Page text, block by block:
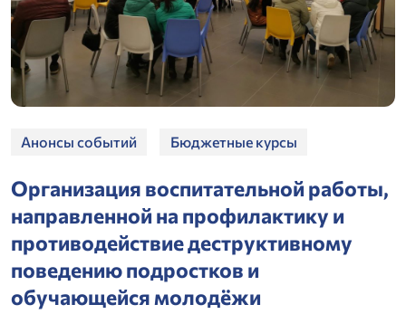
Анонсы событий Бюджетные курсы
Организация воспитательной работы,
направленной на профилактику и
противодействие деструктивному
поведению подростков и
обучающейся молодёжи